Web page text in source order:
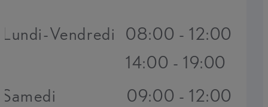
Lundi-Vendredi 08:00 - 12:00
14:00 - 19:00
Samedi
09:00 - 12:00